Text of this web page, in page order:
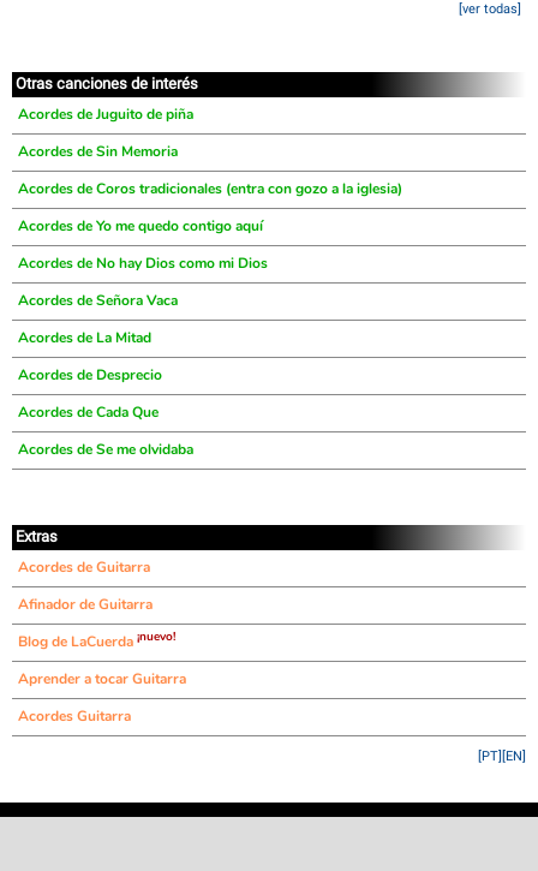
[ver todas]
Otras canciones de interés
Acordes de Juguito de piña
Acordes de Sin Memoria
Acordes de Coros tradicionales (entra con gozo a la iglesia)
Acordes de Yo me quedo contigo aquí
Acordes de No hay Dios como mi Dios
Acordes de Señora Vaca
Acordes de La Mitad
Acordes de Desprecio
Acordes de Cada Que
Acordes de Se me olvidaba
Extras
Acordes de Guitarra
Afinador de Guitarra
Blog de LaCuerda ¡nuevo!
Aprender a tocar Guitarra
Acordes Guitarra
[EN]
[PT]